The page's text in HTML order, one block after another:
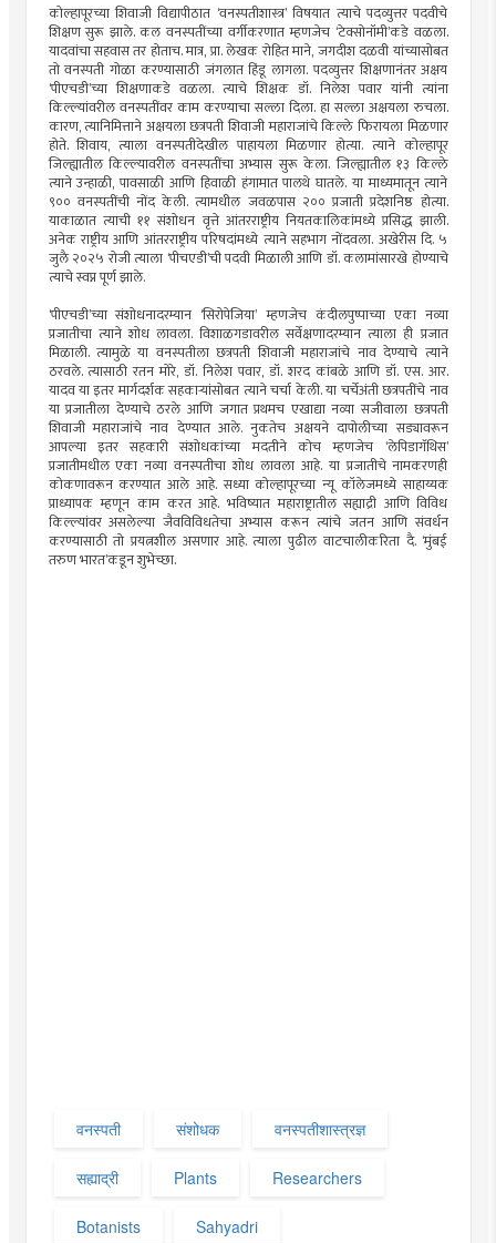
कोल्हापूरच्या शिवाजी विद्यापीठात ‘वनस्पतीशास्त्र’ विषयात त्याचे पदव्युत्तर पदवीचे
शिक्षण सुरू झाले. कल वनस्पतींच्या वर्गीकरणात म्हणजेच ‘टेक्सोनॉमी’कडे वळला.
यादवांचा सहवास तर होताच. मात्र, प्रा. लेखक रोहित माने, जगदीश दळवी यांच्यासोबत
तो वनस्पती गोळा करण्यासाठी जंगलात हिंडू लागला. पदव्युत्तर शिक्षणानंतर अक्षय
‘पीएचडी’च्या शिक्षणाकडे वळला. त्याचे शिक्षक डॉ. निलेश पवार यांनी त्यांना
किल्ल्यांवरील वनस्पतींवर काम करण्याचा सल्ला दिला. हा सल्ला अक्षयला रुचला.
कारण, त्यानिमित्ताने अक्षयला छत्रपती शिवाजी महाराजांचे किल्ले फिरायला मिळणार
होते. शिवाय, त्याला वनस्पतीदेखील पाहायला मिळणार होत्या. त्याने कोल्हापूर
जिल्ह्यातील किल्ल्यावरील वनस्पतींचा अभ्यास सुरू केला. जिल्ह्यातील १३ किल्ले
त्याने उन्हाळी, पावसाळी आणि हिवाळी हंगामात पालथे घातले. या माध्यमातून त्याने
९०० वनस्पतींची नोंद केली. त्यामधील जवळपास २०० प्रजाती प्रदेशनिष्ठ होत्या.
याकाळात त्याची ११ संशोधन वृत्ते आंतरराष्ट्रीय नियतकालिकांमध्ये प्रसिद्ध झाली.
अनेक राष्ट्रीय आणि आंतरराष्ट्रीय परिषदांमध्ये त्याने सहभाग नोंदवला. अखेरीस दि. ५
जुलै २०२५ रोजी त्याला ‘पीचएडी’ची पदवी मिळाली आणि डॉ. कलामांसारखे होण्याचे
त्याचे स्वप्न पूर्ण झाले.
‘पीएचडी’च्या संशोधनादरम्यान ‘सिरोपेजिया’ म्हणजेच कंदीलपुष्पाच्या एका नव्या
प्रजातीचा त्याने शोध लावला. विशाळगडावरील सर्वेक्षणादरम्यान त्याला ही प्रजात
मिळाली. त्यामुळे या वनस्पतीला छत्रपती शिवाजी महाराजांचे नाव देण्याचे त्याने
ठरवले. त्यासाठी रतन मोरे, डॉ. निलेश पवार, डॉ. शरद कांबळे आणि डॉ. एस. आर.
यादव या इतर मार्गदर्शक सहकार्‍यांसोबत त्याने चर्चा केली. या चर्चेअंती छत्रपतींचे नाव
या प्रजातीला देण्याचे ठरले आणि जगात प्रथमच एखाद्या नव्या सजीवाला छत्रपती
शिवाजी महाराजांचे नाव देण्यात आले. नुकतेच अक्षयने दापोलीच्या सड्यावरून
आपल्या इतर सहकारी संशोधकांच्या मदतीने कोच म्हणजेच ‘लेपिडागॅथिस’
प्रजातीमधील एका नव्या वनस्पतीचा शोध लावला आहे. या प्रजातीचे नामकरणही
कोकणावरून करण्यात आले आहे. सध्या कोल्हापूरच्या न्यू कॉलेजमध्ये साहाय्यक
प्राध्यापक म्हणून काम करत आहे. भविष्यात महाराष्ट्रातील सह्याद्री आणि विविध
किल्ल्यांवर असलेल्या जैवविविधतेचा अभ्यास करून त्यांचे जतन आणि संवर्धन
करण्यासाठी तो प्रयत्नशील असणार आहे. त्याला पुढील वाटचालीकरिता दै. ‘मुंबई
तरुण भारत’कडून शुभेच्छा.
वनस्पती संशोधक वनस्पतीशास्त्रज्ञ
सह्याद्री Plants Researchers
Botanists Sahyadri